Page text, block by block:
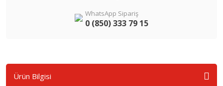
WhatsApp Sipariş
0 (850) 333 79 15
Ürün Bilgisi